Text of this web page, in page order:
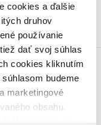
cookies a ďalšie
druhov
používanie
dať svoj súhlas
cookies kliknutím
budeme
marketingové
obsahu.